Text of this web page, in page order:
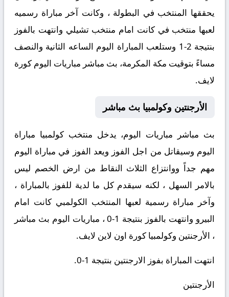
يحققها المنتخب في البطولة ، وكانت آخر مباراة رسميه
لعبها منتخب في كانت امام منتخب تشيلي وانتهت بالفوز
بنتيجة 2-1 وستلعب المباراة اليوم الساعه الثانية والنصف
مساءً بتوقيت مكة المكرمة، بث مباشر مباريات اليوم كورة
لايف.
الأرجنتين وكولمبيا بث مباشر
بث مباشر مباريات اليوم، يدخل منتخب كولمبيا مباراة
اليوم وسيقاتل من اجل الفوز ويعد الفوز في مباراة اليوم
مهم جداً ووانتزاع الثلاث النقاط من ارض الخصم ليس
بالامر السهل ، لكنه سيقدم كل ما لدية للفوز بالمباراة ،
وآخر مباراة رسمية لعبها المنتخب الكولمبي كانت امام
البيرو وانتهت بالفوز بنتيجة 1-0 ، مباريات اليوم بث مباشر
، الأرجنتين وكولمبيا كورة اون لاين لايف.
انتهت المباراة بفوز الارجنتين بنتيجة 1-0.
الأرجنتين